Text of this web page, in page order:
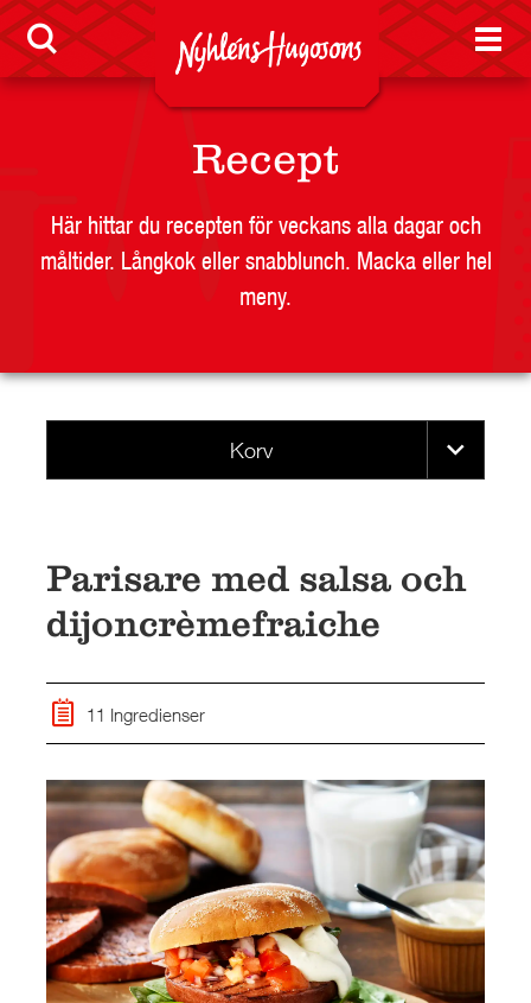
LEVERANTÖR
BUTIKSSIDA
RESTAURANG OCH STORHUSHÅLL
SKOLA
JOBB
PRESS
KONTAKT
Recept
Här hittar du recepten för veckans alla dagar och
måltider. Långkok eller snabblunch. Macka eller hel
meny.
Korv
Parisare med salsa och
dijoncrèmefraiche
11 Ingredienser